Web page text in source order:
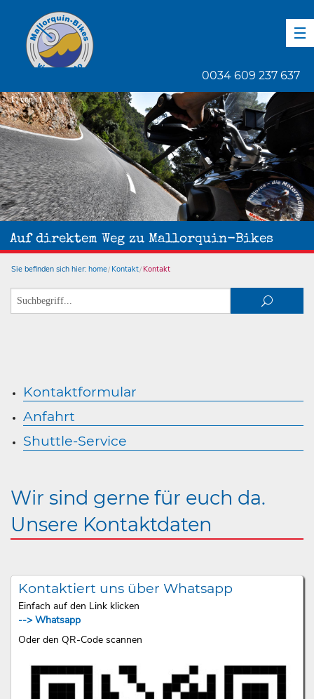
0034 609 237 637
Auf direktem Weg zu Mallorquin-Bikes
1 von 1
Sie befinden sich hier: home Kontakt Kontakt
Kontaktformular
Anfahrt
Shuttle-Service
Wir sind gerne für euch da.
Unsere Kontaktdaten
Kontaktiert uns über Whatsapp
Einfach auf den Link klicken
--> Whatsapp
Oder den QR-Code scannen